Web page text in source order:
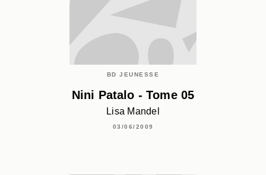
BD JEUNESSE
Nini Patalo - Tome 05
Lisa Mandel
03/06/2009